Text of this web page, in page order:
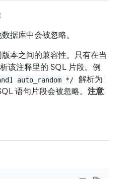
据库中会被忽略。
本之间的兼容性。只有在当
该注释里的 SQL 片段。例
auto_random */ 解析为
语句片段会被忽略。 注意